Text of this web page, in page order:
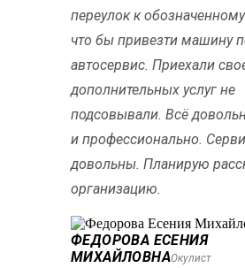
переулок к
что бы привезти машину
автосервис. Приехали
дополнительных услуг не
подсовывали. Всё
и профессионально.
довольны. Планирую
организацию.
ФЕДОРОВА ЕСЕНИЯ
МИХАЙЛОВНАОкулист